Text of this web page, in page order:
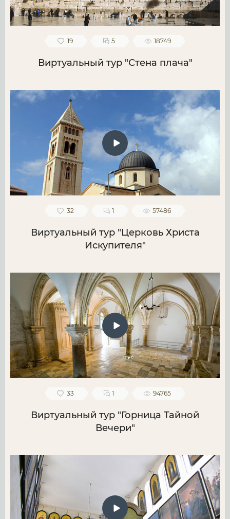
19 5 18749
Виртуальный тур "Стена плача"
32 1 57486
Виртуальный тур "Церковь Христа
Искупителя"
33 1 94765
Виртуальный тур "Горница Тайной
Вечери"